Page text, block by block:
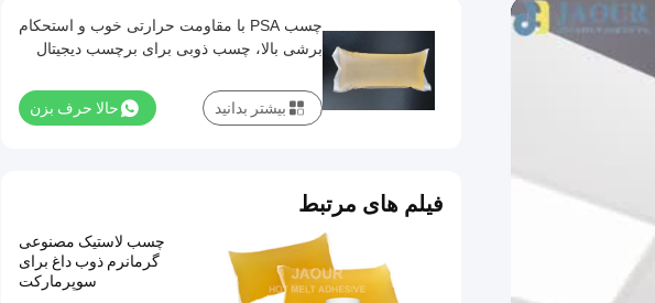
چسب PSA با مقاومت حرارتی خوب و استحکام
برشی بالا، چسب ذوبی برای برچسب دیجیتال
حالا حرف بزن بیشتر بدانید
فیلم های مرتبط
چسب لاستیک مصنوعی
گرمانرم ذوب داغ برای
سوپرمارکت